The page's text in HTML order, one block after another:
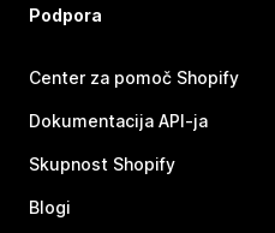
Podpora
Center za pomoč Shopify
Dokumentacija API-ja
Skupnost Shopify
Blogi